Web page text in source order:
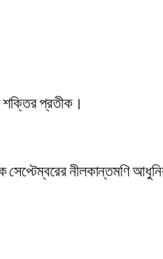
শক্তির প্রতীক।
সেপ্টেম্বরের নীলকান্তমণি